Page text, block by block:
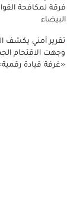
فرقة لمكافحة
البيضاء
تقرير أمني يكشف
وجهت الاقتحام
«غرفة قيادة